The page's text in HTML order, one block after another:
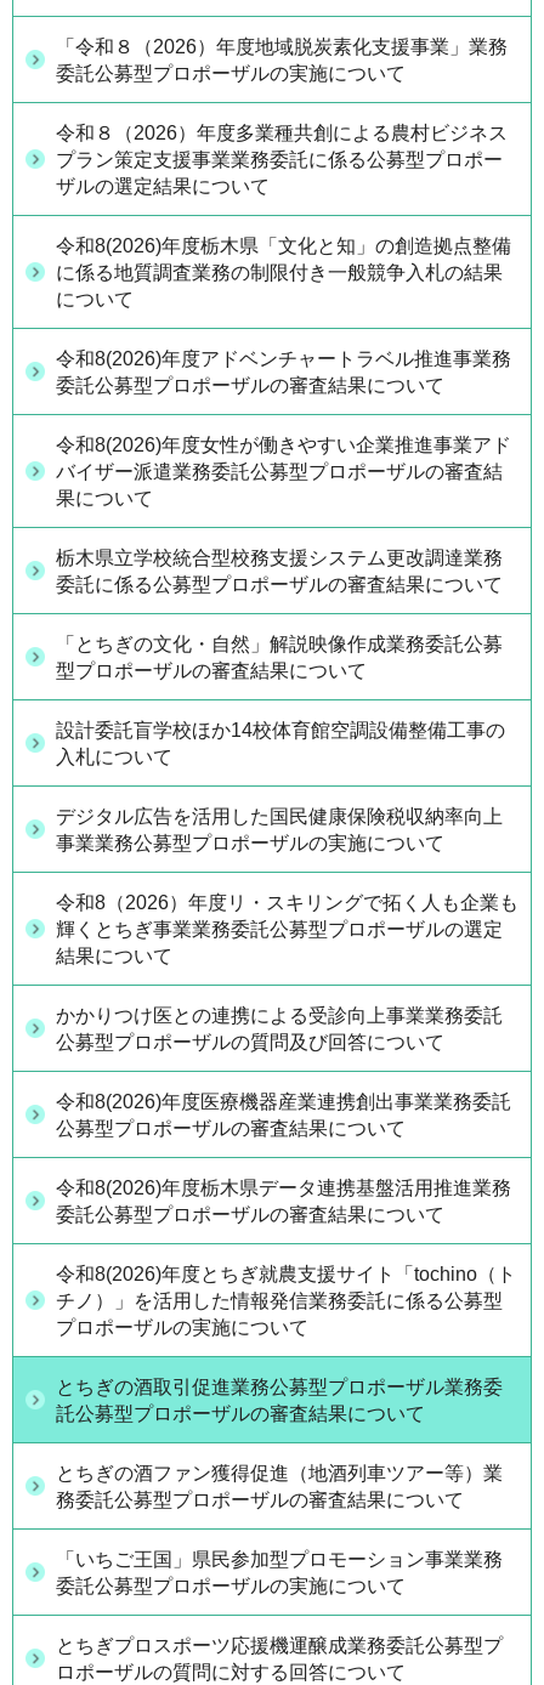
「令和８（2026）年度地域脱炭素化支援事業」業務
委託公募型プロポーザルの実施について
令和８（2026）年度多業種共創による農村ビジネス
プラン策定支援事業業務委託に係る公募型プロポー
ザルの選定結果について
令和8(2026)年度栃木県「文化と知」の創造拠点整備
に係る地質調査業務の制限付き一般競争入札の結果
について
令和8(2026)年度アドベンチャートラベル推進事業務
委託公募型プロポーザルの審査結果について
令和8(2026)年度女性が働きやすい企業推進事業アド
バイザー派遣業務委託公募型プロポーザルの審査結
果について
栃木県立学校統合型校務支援システム更改調達業務
委託に係る公募型プロポーザルの審査結果について
「とちぎの文化・自然」解説映像作成業務委託公募
型プロポーザルの審査結果について
設計委託盲学校ほか14校体育館空調設備整備工事の
入札について
デジタル広告を活用した国民健康保険税収納率向上
事業業務公募型プロポーザルの実施について
令和8（2026）年度リ・スキリングで拓く人も企業も
輝くとちぎ事業業務委託公募型プロポーザルの選定
結果について
かかりつけ医との連携による受診向上事業業務委託
公募型プロポーザルの質問及び回答について
令和8(2026)年度医療機器産業連携創出事業業務委託
公募型プロポーザルの審査結果について
令和8(2026)年度栃木県データ連携基盤活用推進業務
委託公募型プロポーザルの審査結果について
令和8(2026)年度とちぎ就農支援サイト「tochino（ト
チノ）」を活用した情報発信業務委託に係る公募型
プロポーザルの実施について
とちぎの酒取引促進業務公募型プロポーザル業務委
託公募型プロポーザルの審査結果について
とちぎの酒ファン獲得促進（地酒列車ツアー等）業
務委託公募型プロポーザルの審査結果について
「いちご王国」県民参加型プロモーション事業業務
委託公募型プロポーザルの実施について
とちぎプロスポーツ応援機運醸成業務委託公募型プ
ロポーザルの質問に対する回答について